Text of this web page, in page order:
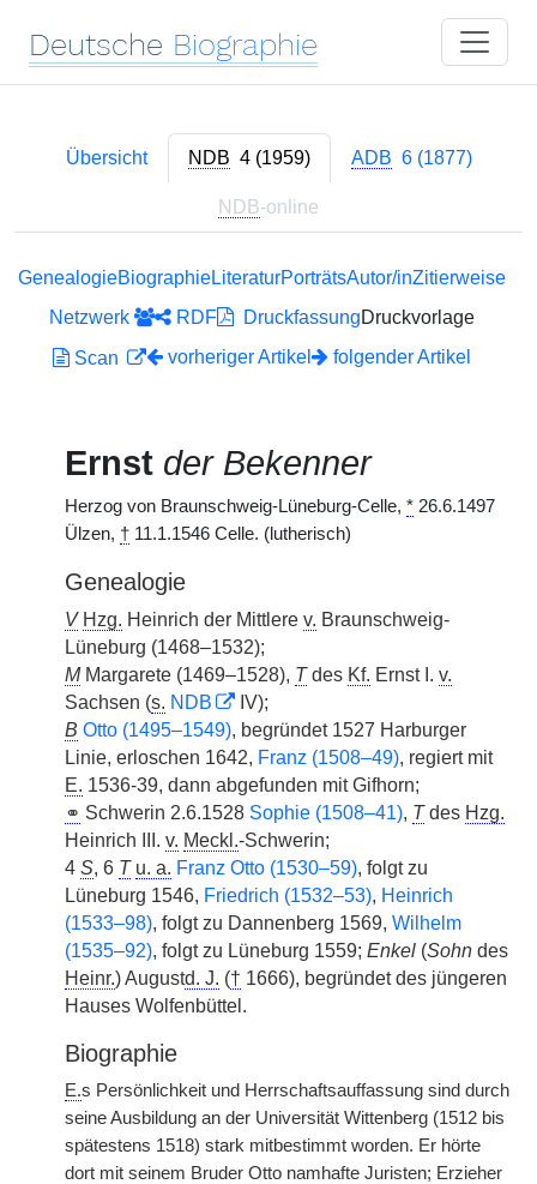
Deutsche Biographie
Übersicht NDB 4 (1959) ADB 6 (1877)
NDB-online
GenealogieBiographieLiteraturPorträtsAutor/inZitierweise
Netzwerk
RDF DruckfassungDruckvorlage
Scan
vorheriger Artikel folgender Artikel
Ernst der Bekenner
Herzog von Braunschweig-Lüneburg-Celle, * 26.6.1497
Ülzen, † 11.1.1546 Celle. (lutherisch)
Genealogie
V Hzg. Heinrich der Mittlere v. Braunschweig-
Lüneburg (1468–1532);
MMargarete (1469–1528), Tdes Kf. Ernst I. v.
Sachsen (s. NDB
IV);
B Otto (1495–1549), begründet 1527 Harburger
Linie, erloschen 1642, Franz (1508–49), regiert mit
E. 1536-39, dann abgefunden mit Gifhorn;
⚭ Schwerin 2.6.1528 Sophie (1508–41), Tdes Hzg.
Heinrich III. v. Meckl.-Schwerin;
4 S, 6 T u. a. Franz Otto (1530–59), folgt zu
Lüneburg 1546, Friedrich (1532–53), Heinrich
(1533–98), folgt zu Dannenberg 1569, Wilhelm
(1535–92), folgt zu Lüneburg 1559; Enkel (Sohn des
Heinr.) Augustd. J. († 1666), begründet des jüngeren
Hauses Wolfenbüttel.
Biographie
E.s Persönlichkeit und Herrschaftsauffassung sind durch
seine Ausbildung an der Universität Wittenberg (1512 bis
spätestens 1518) stark mitbestimmt worden. Er hörte
dort mit seinem Bruder Otto namhafte Juristen; Erzieher